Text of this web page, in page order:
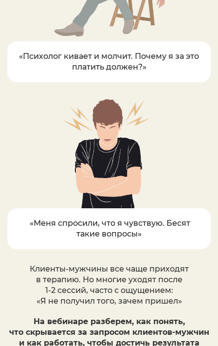
«Психолог кивает и молчит. Почему я за это
платить должен?»
«Меня спросили, что я чувствую. Бесят
такие вопросы»
Клиенты-мужчины все чаще приходят
в терапию. Но многие уходят после
1-2 сессий, часто с ощущением:
«Я не получил того, зачем пришел»
На вебинаре разберем, как понять,
что скрывается за запросом клиентов-мужчин
и как работать, чтобы достичь результата